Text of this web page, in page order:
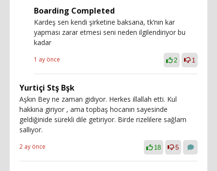
Boarding Completed
Kardeş sen kendi şirketine baksana, tk’nın kar
yapması zarar etmesi seni neden ilgilendiriyor bu
kadar
1 ay önce 2 1
Yurtiçi Stş Bşk
Aşkın Bey ne zaman gidiyor. Herkes illallah etti. Kul
hakkına giriyor , ama topbaş hocanın sayesinde
geldiğinide sürekli dile getiriyor. Birde rizelilere sağlam
sallıyor.
2 ay önce 18 5